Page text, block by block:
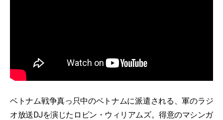
ベトナム戦争真っ只中のベトナムに派遣される、軍のラジ
オ放送DJを演じたロビン・ウィリアムズ。得意のマシンガ